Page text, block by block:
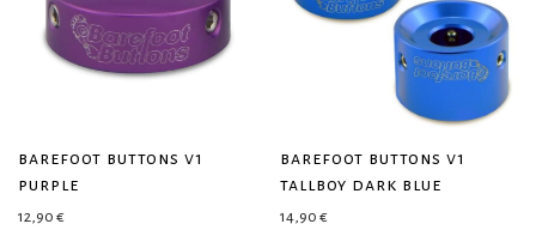
barefoot buttons v1
purple
12,90 €
barefoot buttons v1
tallboy dark blue
14,90 €